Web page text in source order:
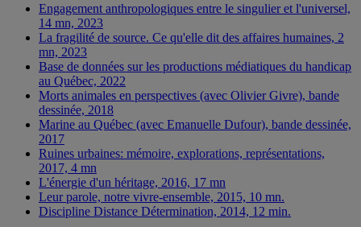
Engagement anthropologiques entre le singulier et l'universel,
14 mn, 2023
La fragilité de source. Ce qu'elle dit des affaires humaines, 2
mn, 2023
Base de données sur les productions médiatiques du handicap
au Québec, 2022
Morts animales en perspectives (avec Olivier Givre), bande
dessinée, 2018
Marine au Québec (avec Emanuelle Dufour), bande dessinée,
2017
Ruines urbaines: mémoire, explorations, représentations,
2017, 4 mn
L'énergie d'un héritage, 2016, 17 mn
Leur parole, notre vivre-ensemble, 2015, 10 mn.
Discipline Distance Détermination, 2014, 12 min.